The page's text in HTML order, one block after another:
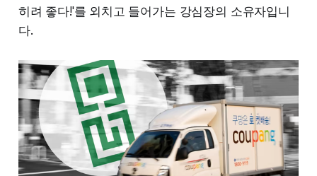
히려 좋다!'를 외치고 들어가는 강심장의 소유자입니
다.